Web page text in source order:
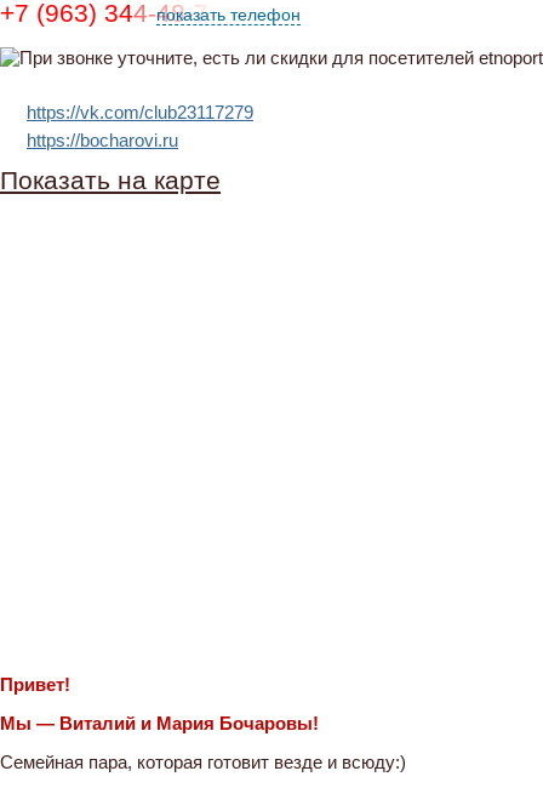
+7 (963) 344-48-74показать телефон
https://vk.com/club23117279
https://bocharovi.ru
Показать на карте
Привет!
Мы — Виталий и Мария Бочаровы!
Семейная пара, которая готовит везде и всюду:)